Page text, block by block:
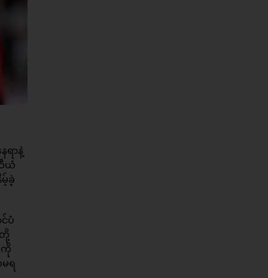
ရာနဲ့
ယံ
ခဲ့
ပံ
တို့
ကို
ရ